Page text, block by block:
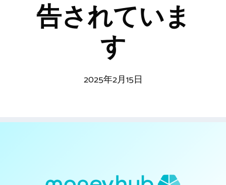
告されていま
す
2025年2月15日